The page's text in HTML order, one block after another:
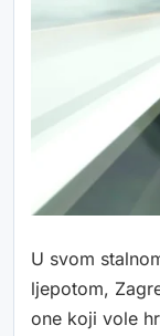
U svom
ljepotom,
one koji vole